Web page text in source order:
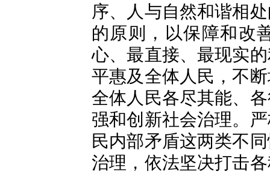
序、人与自然和谐相
的原则，以保障和改
心、最直接、最现实
平惠及全体人民，不
全体人民各尽其能、
强和创新社会治理。
民内部矛盾这两类不
治理，依法坚决打击